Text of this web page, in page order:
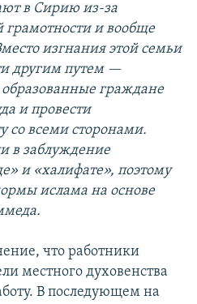
в Сирию из-за
грамотности и вообще
изгнания этой семьи
другим путем —
граждане
и провести
со всеми сторонами.
в заблуждение
и «халифате», поэтому
ислама на основе
что работники
местного духовенства
В последующем на